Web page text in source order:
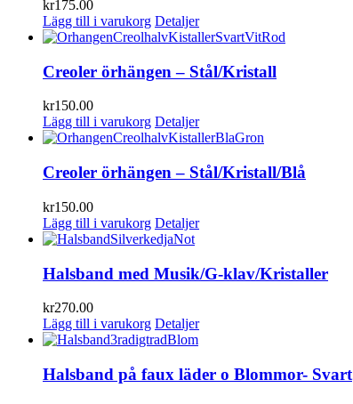
kr175.00
Lägg till i varukorg Detaljer
Creoler örhängen – Stål/Kristall
kr150.00
Lägg till i varukorg Detaljer
Creoler örhängen – Stål/Kristall/Blå
kr150.00
Lägg till i varukorg Detaljer
Halsband med Musik/G-klav/Kristaller
kr270.00
Lägg till i varukorg Detaljer
Halsband på faux läder o Blommor- Svart